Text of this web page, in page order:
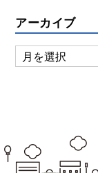
アーカイブ